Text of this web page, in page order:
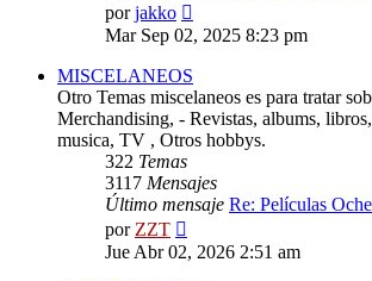
porjakko
último
Mar Sep 02, 2025 8:23 pm
MISCELANEOS
Otro Temas miscelaneos es para tratar
Merchandising, - Revistas, albums,
musica, TV , Otros hobbys.
322 Temas
3117 Mensajes
Último mensaje Re: Películas
porZZT
último
Jue Abr 02, 2026 2:51 am